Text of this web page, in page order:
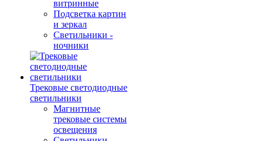
витринные
Подсветка картин
и зеркал
Светильники -
ночники
Трековые светодиодные
светильники
Магнитные
трековые системы
освещения